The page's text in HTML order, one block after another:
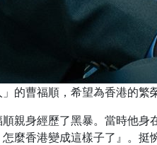
的曹福順，希望為香港的繁
親身經歷了黑暴。當時他
麼香港變成這樣子了』。挺